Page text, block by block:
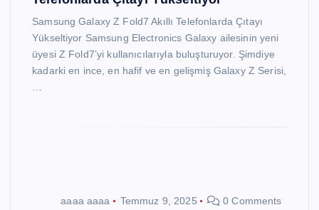
Samsung Galaxy Z Fold7 Akıllı Telefonlarda Çıtayı
Yükseltiyor Samsung Electronics Galaxy ailesinin yeni
üyesi Z Fold7’yi kullanıcılarıyla buluşturuyor. Şimdiye
kadarki en ince, en hafif ve en gelişmiş Galaxy Z Serisi,
aaaa aaaa Temmuz 9, 2025 0 Comments